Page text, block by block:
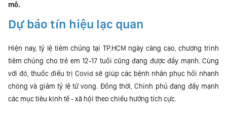
mô.
Dự báo tín hiệu lạc quan
Hiện nay, tỷ lệ tiêm chủng tại TP.HCM ngày càng cao, chương trình
tiêm chủng cho trẻ em 12-17 tuổi cũng đang được đẩy mạnh. Cùng
với đó, thuốc điều trị Covid sẽ giúp các bệnh nhân phục hồi nhanh
chóng và giảm tỷ lệ tử vong. Đồng thời, Chính phủ đang đẩy mạnh
các mục tiêu kinh tế - xã hội theo chiều hướng tích cực.